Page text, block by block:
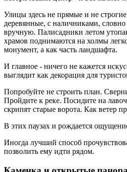
Улицы здесь не прямые и не
деревянные, с наличниками,
вручную. Палисадники летом
храмов поднимаются на холмы
монумент, а как часть ландшафта.
И главное - ничего не кажется
выглядит как декорация для
Попробуйте не строить план.
Пройдите к реке. Посидите на
скрипят старые ворота. Как ветер
В этих паузах и рождается
Иногда лучший способ
позволить ему идти рядом.